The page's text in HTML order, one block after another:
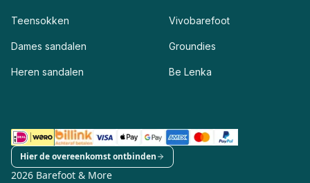
Teensokken
Dames sandalen
Heren sandalen
Vivobarefoot
Groundies
Be Lenka
2026 Barefoot & More
Hier de overeenkomst ontbinden